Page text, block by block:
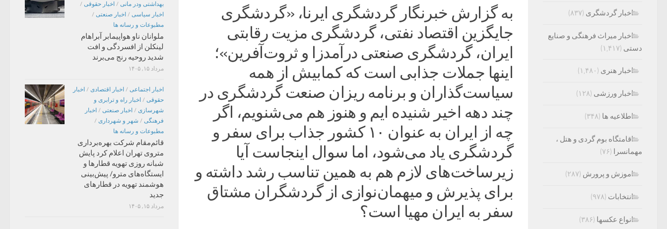
به گزارش خبرنگار گردشگری ایرنا، «گردشگری
جایگزین اقتصاد نفتی، گردشگری مزیت رقابتی
ایران، گردشگری صنعتی درآمدزا و ثروت‌آفرین»؛
اینها جملات جذابی است که کمابیش از همه
سیاست‌گذاران و برنامه ریزان صنعت گردشگری در
چند دهه اخیر شنیده ایم و هنوز هم می‌شنویم، اگر
چه از ایران به عنوان ۱۰ کشور جذاب برای سفر و
گردشگری یاد می‌شود، اما سوال اینجاست آیا
زیرساخت‌های لازم هم به همین تناسب رشد داشته و
برای پذیرش و میهمان‌نوازی از گردشگران مشتاق
سفر به ایران مهیا است؟
بهداشتی ودر مانی / اخبار حقوقی /
اخبار سیاسی / اخبار صنعتی /
مطبوعات و رسانه ها
ملوانان ناو هواپیمابر آبراهام
لینکلن از افسردگی و افت
شدید روحیه رنج می‌برند
مرداد ۱۵, ۱۴۰۵
اخبار اجتماعی / اخبار اقتصادی / اخبار
حقوقی / اخبار راه و ترابری و
شهرسازی / اخبار صنعتی / اخبار
فرهنگی / شهر و شهرداری /
مطبوعات و رسانه ها
قائم‌مقام شرکت بهره‌برداری
متروی تهران اعلام کرد پایش
شبانه روزی تهویه قطارها و
ایستگاه‌های مترو/ پیش‌بینی
هوشمند تهویه در قطارهای
جدید
مرداد ۱۵, ۱۴۰۵
اخبار گردشگری (۸۳۷)
اخبار میراث فرهنگی و صنایع
دستی (۱,۴۱۷)
اخبار هنری (۱,۴۸۰)
اخبار ورزشی (۱۲۸)
اطلاعیه ها (۳۴۸)
اقامتگاه بوم گردی و هتل ،
مهمانسرا (۷۶)
اموزش و پرورش (۲۸۷)
انتخابات (۹۷۸)
انواع عکسها (۳۸۶)